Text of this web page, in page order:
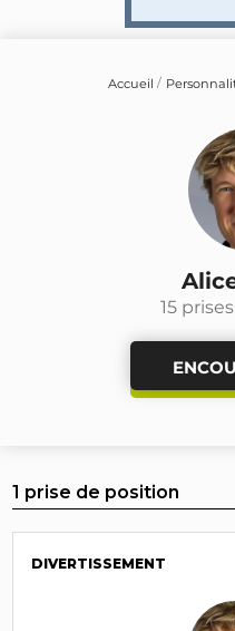
Accueil
15
1 prise de position
DIVERTISSEMENT